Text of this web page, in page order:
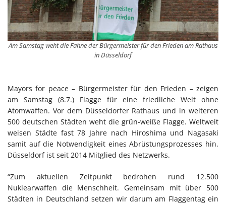
Am Samstag weht die Fahne der Bürgermeister für den Frieden am Rathaus
in Düsseldorf
Mayors for peace – Bürgermeister für den Frieden – zeigen
am Samstag (8.7.) Flagge für eine friedliche Welt ohne
Atomwaffen. Vor dem Düsseldorfer Rathaus und in weiteren
500 deutschen Städten weht die grün-weiße Flagge. Weltweit
weisen Städte fast 78 Jahre nach Hiroshima und Nagasaki
samit auf die Notwendigkeit eines Abrüstungsprozesses hin.
Düsseldorf ist seit 2014 Mitglied des Netzwerks.
“Zum aktuellen Zeitpunkt bedrohen rund 12.500
Nuklearwaffen die Menschheit. Gemeinsam mit über 500
Städten in Deutschland setzen wir darum am Flaggentag ein